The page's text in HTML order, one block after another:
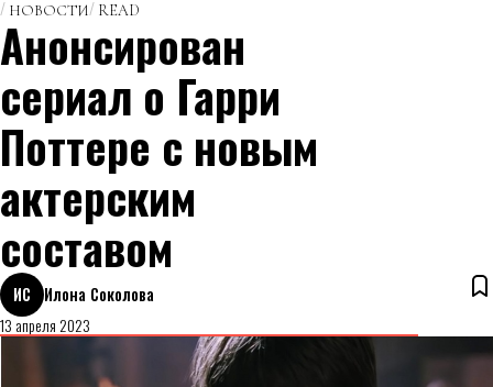
НОВОСТИ READ
Анонсирован
сериал о Гарри
Поттере с новым
актерским
составом
ИС
Илона Соколова
13 апреля 2023